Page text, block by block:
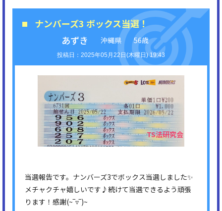
ナンバーズ3 ボックス当選！
あずき
沖縄県 56歳
2025年05月22日(木曜日) 19:43
当選報告です。ナンバーズ3でボックス当選しました✨
メチャクチャ嬉しいです♪続けて当選できるよう頑張
ります！感謝(⁠~⁠‾⁠▿⁠‾⁠)⁠~